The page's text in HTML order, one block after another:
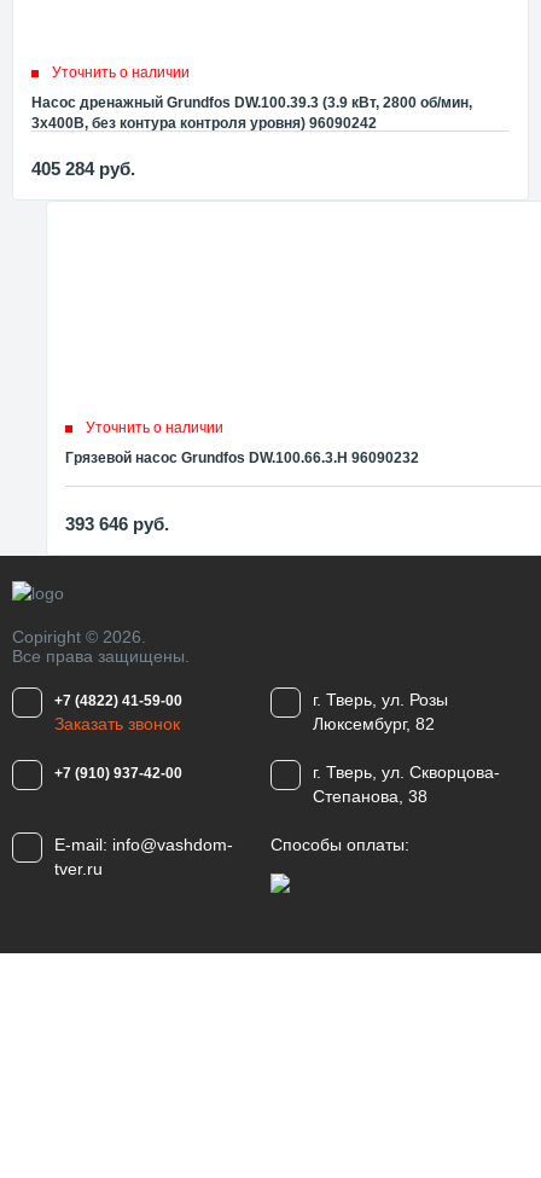
Уточнить о наличии
Насос дренажный Grundfos DW.100.39.3 (3.9 кВт, 2800 об/мин,
3x400В, без контура контроля уровня) 96090242
405 284 руб.
Уточнить о наличии
Грязевой насос Grundfos DW.100.66.3.Н 96090232
393 646 руб.
Copiright © 2026.
Все права защищены.
+7 (4822) 41-59-00
Заказать звонок
г. Тверь, ул. Розы
Люксембург, 82
+7 (910) 937-42-00
г. Тверь, ул. Скворцова-
Степанова, 38
E-mail: info@vashdom-
tver.ru
Способы оплаты: